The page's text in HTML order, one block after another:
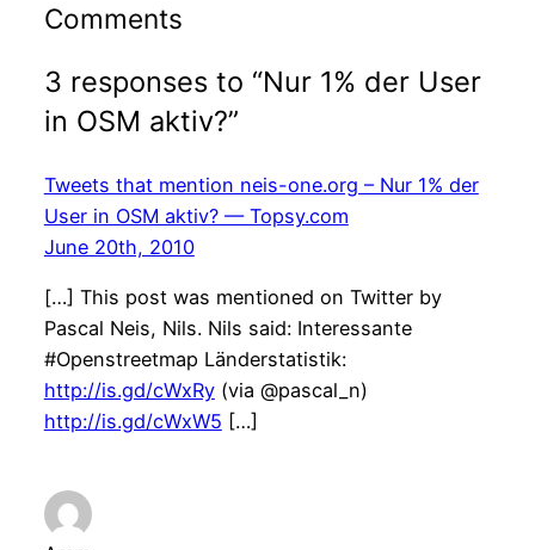
Comments
3 responses to “Nur 1% der User
in OSM aktiv?”
Tweets that mention neis-one.org – Nur 1% der
User in OSM aktiv? — Topsy.com
June 20th, 2010
[…] This post was mentioned on Twitter by
Pascal Neis, Nils. Nils said: Interessante
#Openstreetmap Länderstatistik:
http://is.gd/cWxRy(via @pascal_n)
http://is.gd/cWxW5 […]